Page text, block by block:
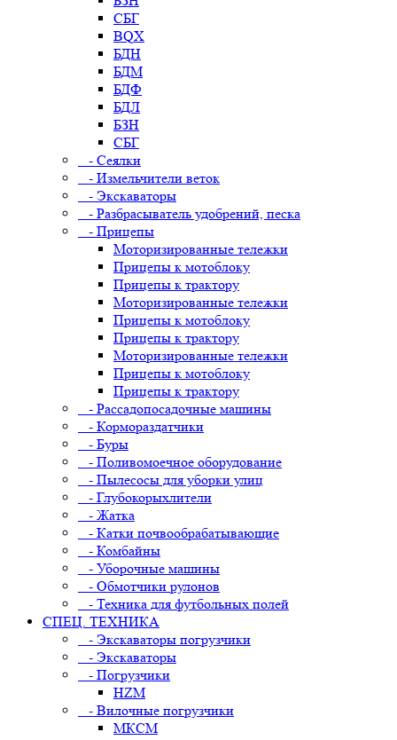
СБГ
BQX
БДН
БДМ
БДФ
БДЛ
БЗН
СБГ
- Сеялки
- Измельчители веток
- Экскаваторы
- Разбрасыватель удобрений, песка
- Прицепы
Моторизированные тележки
Прицепы к мотоблоку
Прицепы к трактору
Моторизированные тележки
Прицепы к мотоблоку
Прицепы к трактору
Моторизированные тележки
Прицепы к мотоблоку
Прицепы к трактору
- Рассадопосадочные машины
- Кормораздатчики
- Буры
- Поливомоечное оборудование
- Пылесосы для уборки улиц
- Глубокорыхлители
- Жатка
- Катки почвообрабатывающие
- Комбайны
- Уборочные машины
- Обмотчики рулонов
- Техника для футбольных полей
СПЕЦ. ТЕХНИКА
- Экскаваторы погрузчики
- Экскаваторы
- Погрузчики
HZM
- Вилочные погрузчики
МКСМ